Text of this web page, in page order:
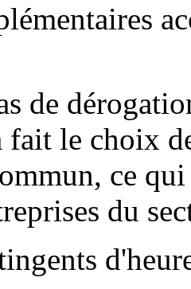
de
fait le choix
ce
du